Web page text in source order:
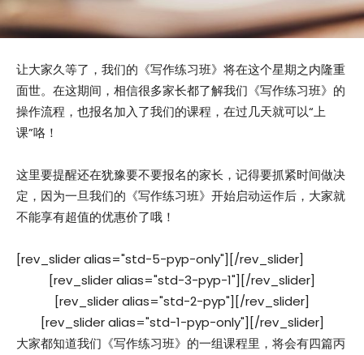
让大家久等了，我们的《写作练习班》将在这个星期之内隆重
面世。在这期间，相信很多家长都了解我们《写作练习班》的
操作流程，也报名加入了我们的课程，在过几天就可以“上
课”咯！
这里要提醒还在犹豫要不要报名的家长，记得要抓紧时间做决
定，因为一旦我们的《写作练习班》开始启动运作后，大家就
不能享有超值的优惠价了哦！
[rev_slider alias="std-5-pyp-only"][/rev_slider]
[rev_slider alias="std-3-pyp-1"][/rev_slider]
[rev_slider alias="std-2-pyp"][/rev_slider]
[rev_slider alias="std-1-pyp-only"][/rev_slider]
大家都知道我们《写作练习班》的一组课程里，将会有四篇丙